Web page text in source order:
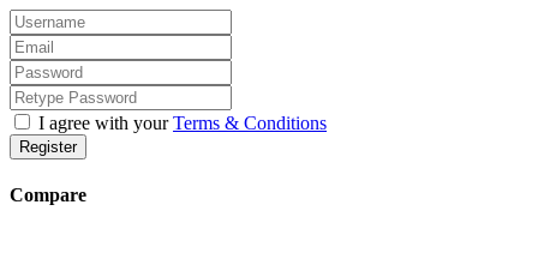
I agree with yourTerms & Conditions
Register
Compare